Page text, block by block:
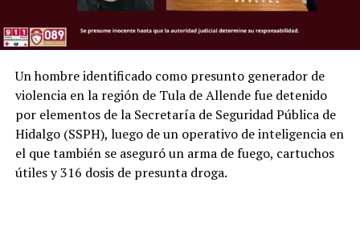
Un hombre identificado como presunto generador de
violencia en la región de Tula de Allende fue detenido
por elementos de la Secretaría de Seguridad Pública de
Hidalgo (SSPH), luego de un operativo de inteligencia en
el que también se aseguró un arma de fuego, cartuchos
útiles y 316 dosis de presunta droga.